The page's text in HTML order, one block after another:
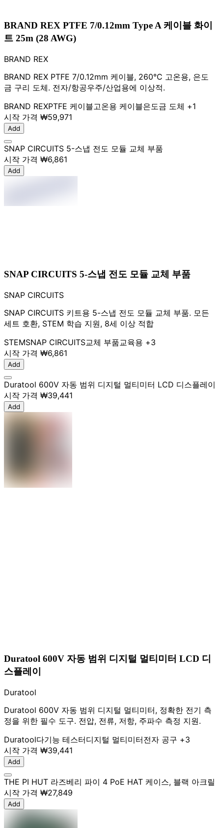
BRAND REX PTFE 7/0.12mm Type A 케이블 화이
트 25m (28 AWG)
BRAND REX
BRAND REX PTFE 7/0.12mm 케이블, 260°C 고온용, 은도
금 구리 도체. 전자/항공우주/산업용에 이상적.
BRAND REXPTFE 케이블고온용 케이블은도금 도체 +1
시작 가격 ₩59,971
Add
SNAP CIRCUITS 5-스냅 전도 모듈 교체 부품
시작 가격 ₩6,861
Add
SNAP CIRCUITS 5-스냅 전도 모듈 교체 부품
SNAP CIRCUITS
SNAP CIRCUITS 키트용 5-스냅 전도 모듈 교체 부품. 모든
세트 호환, STEM 학습 지원, 8세 이상 적합
STEMSNAP CIRCUITS교체 부품교육용 +3
시작 가격 ₩6,861
Add
Duratool 600V 자동 범위 디지털 멀티미터 LCD 디스플레이
시작 가격 ₩39,441
Add
Duratool 600V 자동 범위 디지털 멀티미터 LCD 디
스플레이
Duratool
Duratool 600V 자동 범위 디지털 멀티미터, 정확한 전기 측
정을 위한 필수 도구. 전압, 전류, 저항, 주파수 측정 지원.
Duratool다기능 테스터디지털 멀티미터전자 공구 +3
시작 가격 ₩39,441
Add
THE PI HUT 라즈베리 파이 4 PoE HAT 케이스, 블랙 아크릴
시작 가격 ₩27,849
Add